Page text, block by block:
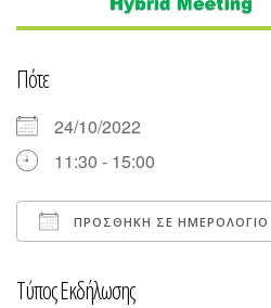
Πότε
24/10/2022
11:30 - 15:00
ΠΡΟΣΘΉΚΗ ΣΕ ΗΜΕΡΟΛΌΓΙΟ
Τύπος Εκδήλωσης